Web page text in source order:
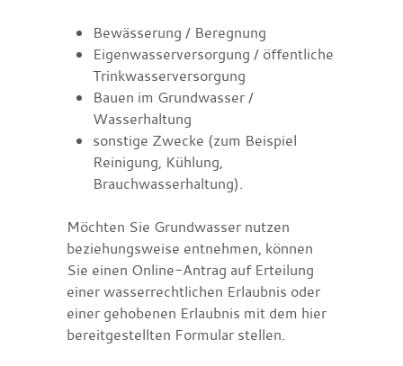
Bewässerung / Beregnung
Eigenwasserversorgung / öffentliche
Trinkwasserversorgung
Bauen im Grundwasser /
Wasserhaltung
sonstige Zwecke (zum Beispiel
Reinigung, Kühlung,
Brauchwasserhaltung).
Möchten Sie Grundwasser nutzen
beziehungsweise entnehmen, können
Sie einen Online-Antrag auf Erteilung
einer wasserrechtlichen Erlaubnis oder
einer gehobenen Erlaubnis mit dem hier
bereitgestellten Formular stellen.